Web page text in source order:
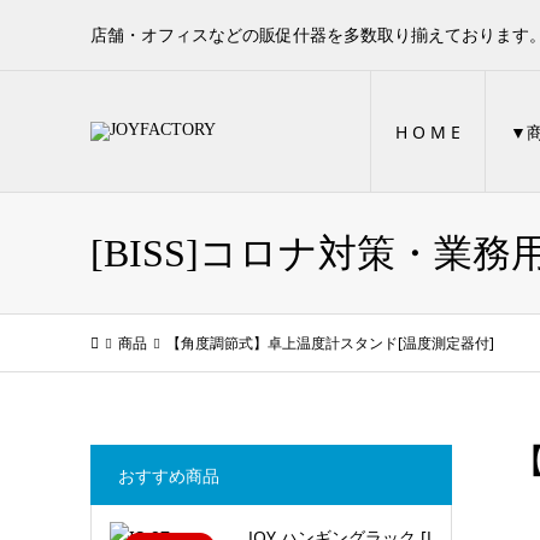
店舗・オフィスなどの販促什器を多数取り揃えておりま
H O M E ▼
[BISS]コロナ対策・業務
商品 【角度調節式】卓上温度計スタンド[温度測定器付]
おすすめ商品